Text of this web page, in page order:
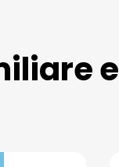
e